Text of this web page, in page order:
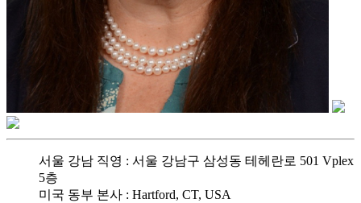
서울 강남 직영 : 서울 강남구 삼성동 테헤란로 501 Vplex
5층
미국 동부 본사 : Hartford, CT, USA